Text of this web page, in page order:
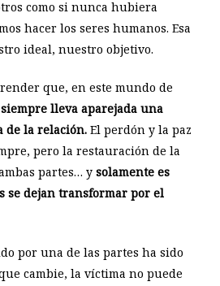
como si nunca hubiera
hacer los seres humanos. Esa
ideal, nuestro objetivo.
que, en este mundo de
lleva aparejada una
de la relación.El perdón y la paz
pero la restauración de la
partes… y solamente es
se dejan transformar por el
por una de las partes ha sido
cambie, la víctima no puede